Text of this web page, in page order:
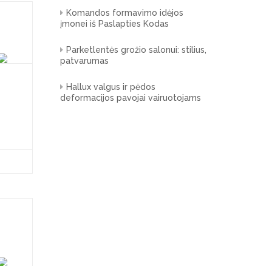
Komandos formavimo idėjos
įmonei iš Paslapties Kodas
Parketlentės grožio salonui: stilius,
patvarumas
Hallux valgus ir pėdos
deformacijos pavojai vairuotojams